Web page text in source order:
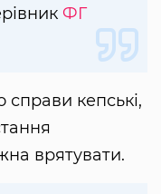
ФГ
кепські,
врятувати.